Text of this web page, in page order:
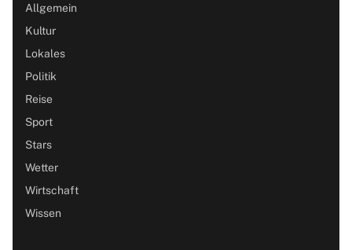
Allgemein
Kultur
Lokales
Politik
Reise
Sport
Stars
Wetter
Wirtschaft
Wissen